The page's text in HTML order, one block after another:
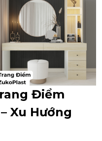
Điểm
Xu Hướng